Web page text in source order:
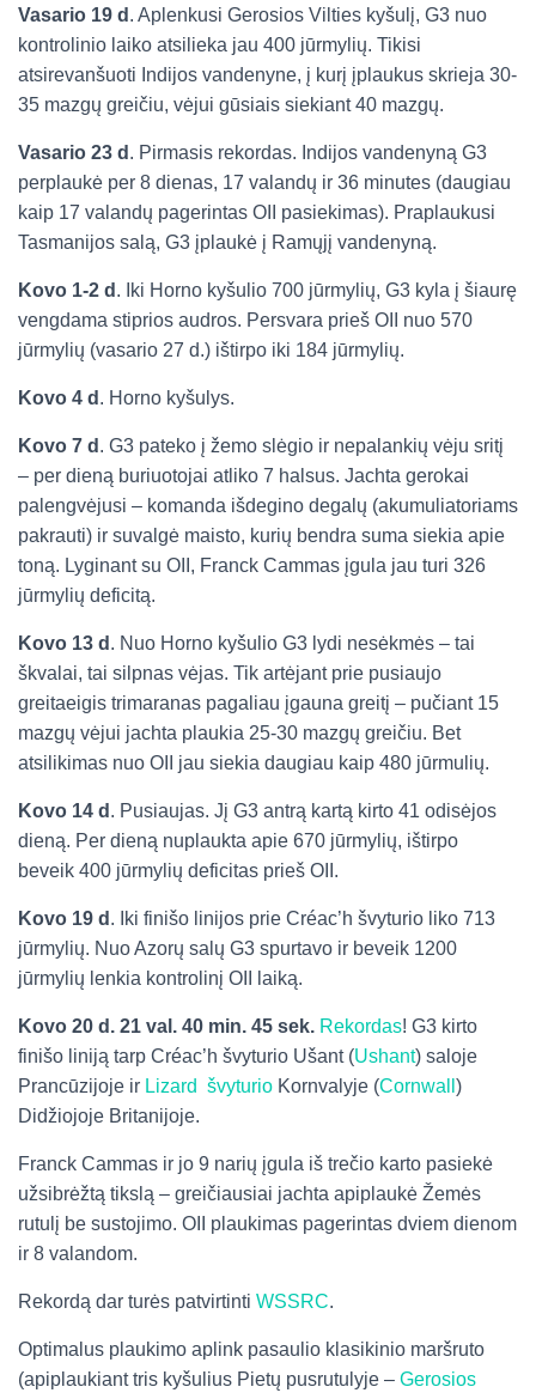
Vasario 19 d . Aplenkusi Gerosios Vilties kyšulį, G3 nuo
kontrolinio laiko atsilieka jau 400 jūrmylių. Tikisi
atsirevanšuoti Indijos vandenyne, į kurį įplaukus skrieja 30-
35 mazgų greičiu, vėjui gūsiais siekiant 40 mazgų.
Vasario 23 d . Pirmasis rekordas. Indijos vandenyną G3
perplaukė per 8 dienas, 17 valandų ir 36 minutes (daugiau
kaip 17 valandų pagerintas OII pasiekimas). Praplaukusi
Tasmanijos salą, G3 įplaukė į Ramųjį vandenyną.
Kovo 1-2 d . Iki Horno kyšulio 700 jūrmylių, G3 kyla į šiaurę
vengdama stiprios audros. Persvara prieš OII nuo 570
jūrmylių (vasario 27 d.) ištirpo iki 184 jūrmylių.
Kovo 4 d . Horno kyšulys.
Kovo 7 d . G3 pateko į žemo slėgio ir nepalankių vėju sritį
– per dieną buriuotojai atliko 7 halsus. Jachta gerokai
palengvėjusi – komanda išdegino degalų (akumuliatoriams
pakrauti) ir suvalgė maisto, kurių bendra suma siekia apie
toną. Lyginant su OII, Franck Cammas įgula jau turi 326
jūrmylių deficitą.
Kovo 13 d . Nuo Horno kyšulio G3 lydi nesėkmės – tai
škvalai, tai silpnas vėjas. Tik artėjant prie pusiaujo
greitaeigis trimaranas pagaliau įgauna greitį – pučiant 15
mazgų vėjui jachta plaukia 25-30 mazgų greičiu. Bet
atsilikimas nuo OII jau siekia daugiau kaip 480 jūrmulių.
Kovo 14 d . Pusiaujas. Jį G3 antrą kartą kirto 41 odisėjos
dieną. Per dieną nuplaukta apie 670 jūrmylių, ištirpo
beveik 400 jūrmylių deficitas prieš OII.
Kovo 19 d . Iki finišo linijos prie Créac’h švyturio liko 713
jūrmylių. Nuo Azorų salų G3 spurtavo ir beveik 1200
jūrmylių lenkia kontrolinį OII laiką.
Kovo 20 d. 21 val. 40 min. 45 sek. Rekordas! G3 kirto
finišo liniją tarp Créac’h švyturio Ušant (Ushant) saloje
Prancūzijoje ir Lizard švyturio Kornvalyje (Cornwall )
Didžiojoje Britanijoje.
Franck Cammas ir jo 9 narių įgula iš trečio karto pasiekė
užsibrėžtą tikslą – greičiausiai jachta apiplaukė Žemės
rutulį be sustojimo. OII plaukimas pagerintas dviem dienom
ir 8 valandom.
Rekordą dar turės patvirtinti WSSRC.
Optimalus plaukimo aplink pasaulio klasikinio maršruto
(apiplaukiant tris kyšulius Pietų pusrutulyje – Gerosios